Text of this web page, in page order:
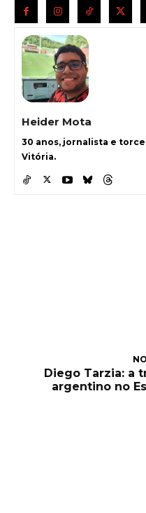
Heider Mota
30 anos, jornalista e
Vitória.
Diego Tarzia: a
argentino no